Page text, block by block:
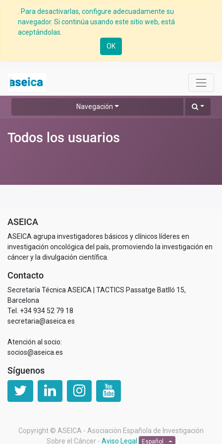
. Para desactivarlas, configure adecuadamente su
navegador. Si continúa usando este sitio web, está
aceptándolas.
OK
Navegación
Todos los usuarios
ASEICA
ASEICA agrupa investigadores básicos y clínicos líderes en
investigación oncológica del país, promoviendo la investigación en
cáncer y la divulgación científica.
Contacto
Secretaría Técnica ASEICA | TACTICS Passatge Batlló 15,
Barcelona
Tel. +34 934 52 79 18
secretaria@aseica.es
Atención al socio:
socios@aseica.es
Síguenos
Copyright © ASEICA - Asociación Española de Investigación
Sobre el Cáncer -Aviso Legal Español